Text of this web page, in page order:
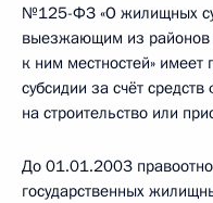
№125-ФЗ «О жилищных
выезжающим из районов
к ним местностей»
субсидии за счёт
на строительство или
До 01.01.2003
государственных